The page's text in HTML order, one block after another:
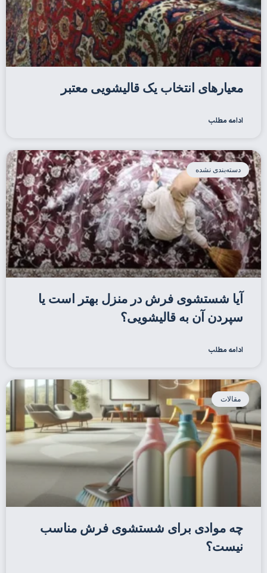
معیارهای انتخاب یک قالیشویی معتبر
ادامه مطلب
دسته‌بندی نشده
آیا شستشوی فرش در منزل بهتر است یا
سپردن آن به قالیشویی؟
ادامه مطلب
مقالات
چه موادی برای شستشوی فرش مناسب
نیست؟